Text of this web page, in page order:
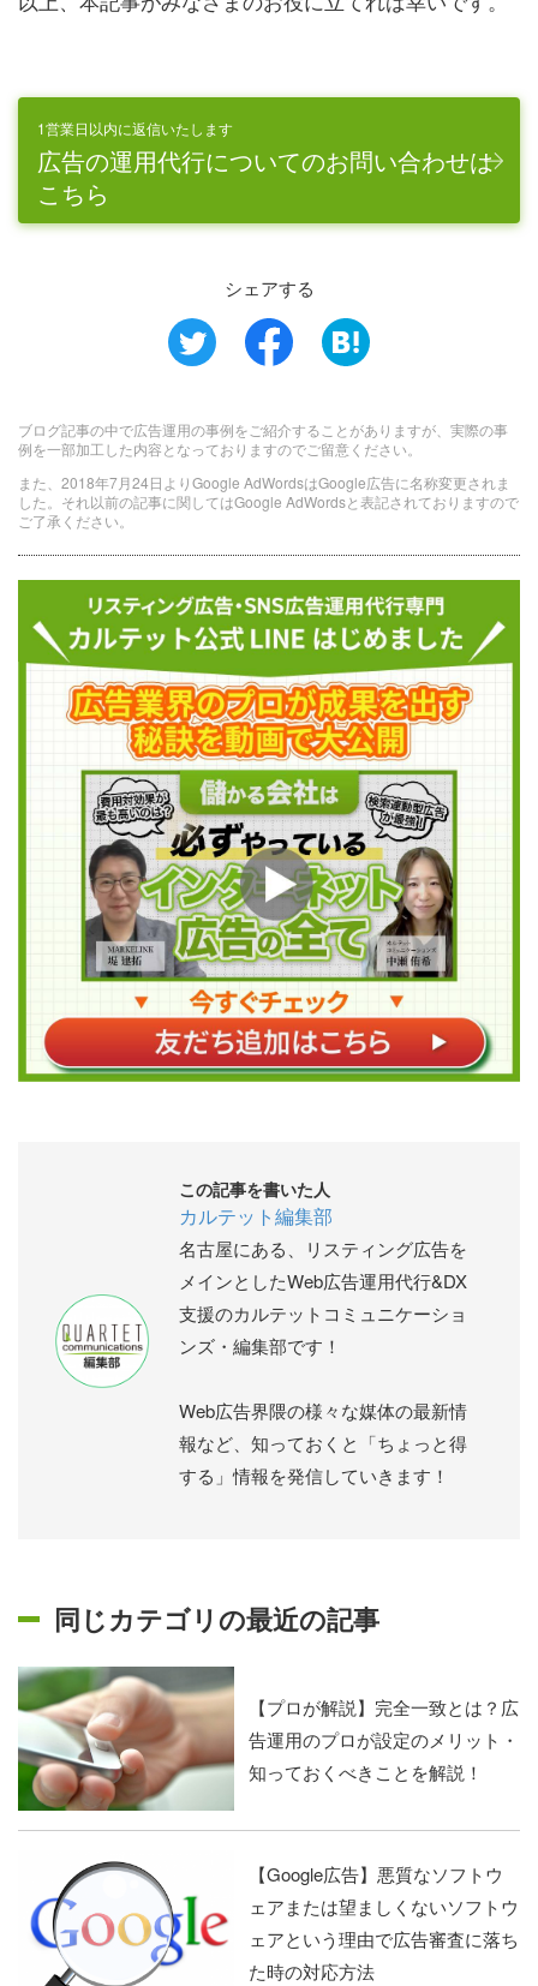
1営業日以内に返信いたします
広告の運用代行についてのお問い合わせは
こちら
シェアする
ブログ記事の中で広告運用の事例をご紹介することがありますが、実際の事
例を一部加工した内容となっておりますのでご留意ください。
また、2018年7月24日よりGoogle AdWordsはGoogle広告に名称変更されま
した。それ以前の記事に関してはGoogle AdWordsと表記されておりますので
ご了承ください。
この記事を書いた人
カルテット編集部
名古屋にある、リスティング広告を
メインとしたWeb広告運用代行&DX
支援のカルテットコミュニケーショ
ンズ・編集部です！
Web広告界隈の様々な媒体の最新情
報など、知っておくと「ちょっと得
する」情報を発信していきます！
同じカテゴリの最近の記事
【プロが解説】完全一致とは？広
告運用のプロが設定のメリット・
知っておくべきことを解説！
【Google広告】悪質なソフトウ
ェアまたは望ましくないソフトウ
ェアという理由で広告審査に落ち
た時の対応方法